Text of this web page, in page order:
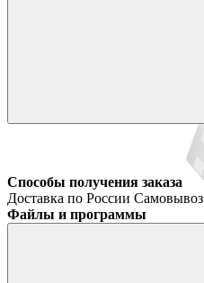
Способы получения заказа
Доставка по России Самовывоз
Файлы и программы